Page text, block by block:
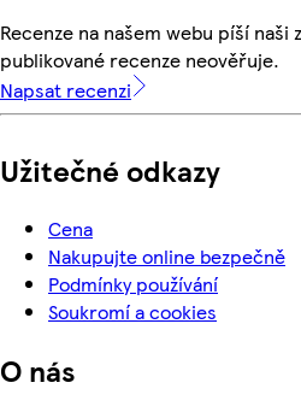
Recenze na našem webu píší naši
publikované recenze neověřuje.
Napsat recenzi
Užitečné odkazy
Cena
Nakupujte online bezpečně
Podmínky používání
Soukromí a cookies
O nás